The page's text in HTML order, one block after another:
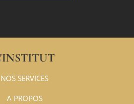
NOS SERVICES
A PROPOS